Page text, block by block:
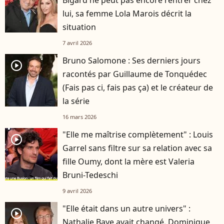
lui, sa femme Lola Marois décrit la
situation
7 avril 2026
player2
Bruno Salomone : Ses derniers jours
racontés par Guillaume de Tonquédec
(Fais pas ci, fais pas ça) et le créateur de
la série
16 mars 2026
player2
"Elle me maîtrise complètement" : Louis
Garrel sans filtre sur sa relation avec sa
fille Oumy, dont la mère est Valeria
Bruni-Tedeschi
9 avril 2026
player2
"Elle était dans un autre univers" :